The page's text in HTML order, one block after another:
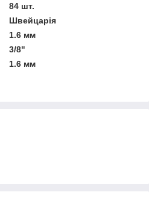
84 шт.
Швейцарія
1.6 мм
3/8"
1.6 мм